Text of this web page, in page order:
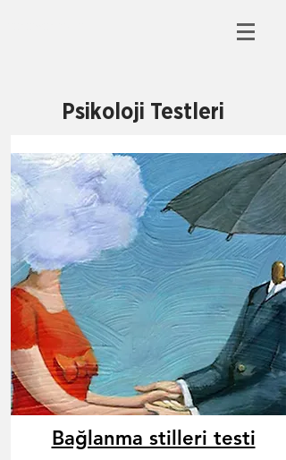
Psikoloji Testleri
Bağlanma stilleri testi